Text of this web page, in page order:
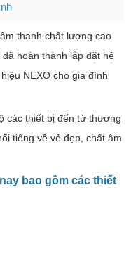
thanh chất lượng cao
hoàn thành lắp đặt hệ
NEXO cho gia đình
các thiết bị đến từ thương
tiếng về vẻ đẹp, chất âm
bao gồm các thiết